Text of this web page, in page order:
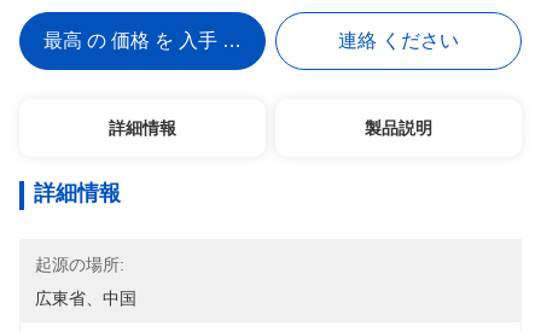
最高 の 価格 を 入手 する 連絡 ください
詳細情報 製品説明
詳細情報
起源の場所:
広東省、中国